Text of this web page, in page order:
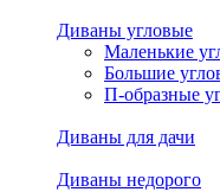
Диваны угловые
Маленькие
Большие
П-образные
Диваны для дачи
Диваны недорого